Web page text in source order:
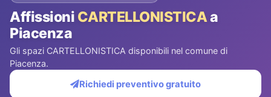
Affissioni CARTELLONISTICAa
Piacenza
Gli spazi CARTELLONISTICA disponibili nel comune di
Piacenza.
Richiedi preventivo gratuito